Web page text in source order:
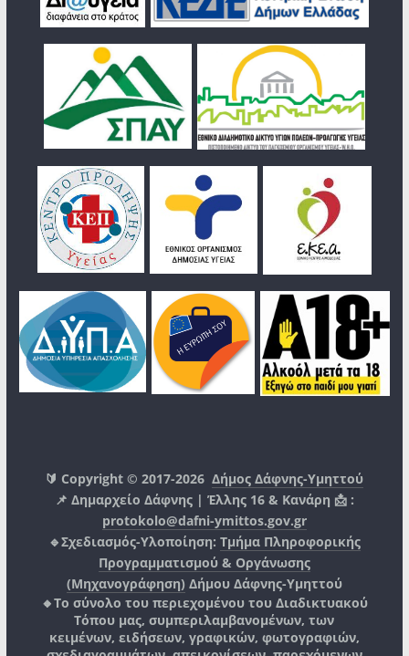
🔰 Copyright © 2017-2026Δήμος Δάφνης-Υμηττού
📌 Δημαρχείο Δάφνης | Έλλης 16 & Κανάρη 📩 :
protokolo@dafni-ymittos.gov.gr
🔹Σχεδιασμός-Υλοποίηση: Τμήμα Πληροφορικής
Προγραμματισμού & Οργάνωσης
(Μηχανογράφηση) Δήμου Δάφνης-Υμηττού
🔸Το σύνολο του περιεχομένου του Διαδικτυακού
Τόπου μας, συμπεριλαμβανομένων, των
κειμένων, ειδήσεων, γραφικών, φωτογραφιών,